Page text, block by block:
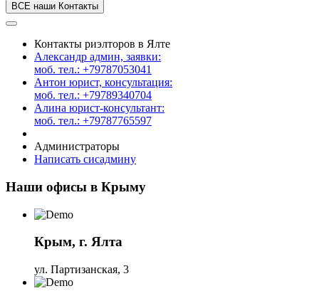
ВСЕ наши Контакты
Контакты риэлторов в Ялте
Александр админ, заявки:
моб. тел.: +79787053041
Антон юрист, консультация:
моб. тел.: +79789340704
Алина юрист-консультант:
моб. тел.: +79787765597
Администраторы
Написать сисадмину
Наши офисы в Крыму
Крым, г. Ялта
ул. Партизанская, 3